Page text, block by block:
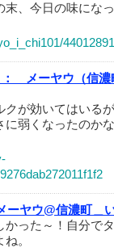
末、今日の味にな
メーヤウ（信
クが効いてはいる
に弱くなったのか
ーヤウ@信濃町＿
かった～！自分で
。